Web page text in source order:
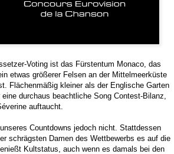
Voting ist das Fürstentum Monaco, das
etwas größerer Felsen an der Mittelmeerküste
Flächenmäßig kleiner als der Englische Garten
durchaus beachtliche Song Contest-Bilanz,
auftaucht.
Countdowns jedoch nicht. Stattdessen
schrägsten Damen des Wettbewerbs es auf die
Kultstatus, auch wenn es damals bei den